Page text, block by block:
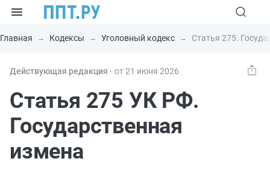
Главная Кодексы Уголовный кодекс Статья 275.
Действующая редакция ⸱ от 21 июня 2026
Статья 275 УК РФ.
Государственная
измена